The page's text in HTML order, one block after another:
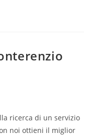
ricerca di un servizio
noi ottieni il miglior